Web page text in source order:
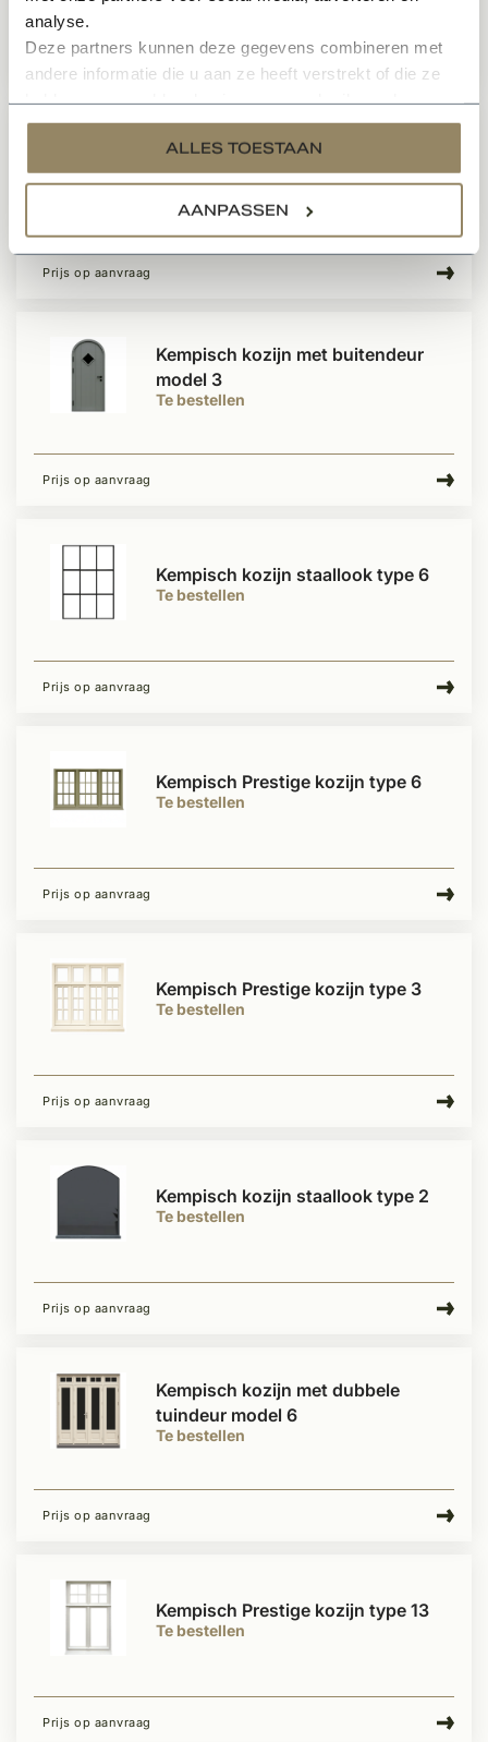
analyse.
Deze partners kunnen deze gegevens combineren met
andere informatie die u aan ze heeft verstrekt of die ze
services.
ALLES TOESTAAN
AANPASSEN
Prijs op aanvraag
Kempisch kozijn met buitendeur
model 2
Prijs op aanvraag
Te bestellen
Kempisch kozijn met buitendeur
model 3
Prijs op aanvraag
Te bestellen
Kempisch kozijn staallook type 6
Prijs op aanvraag
Te bestellen
Kempisch Prestige kozijn type 6
Prijs op aanvraag
Te bestellen
Kempisch Prestige kozijn type 3
Prijs op aanvraag
Te bestellen
Kempisch kozijn staallook type 2
Prijs op aanvraag
Te bestellen
Kempisch kozijn met dubbele
tuindeur model 6
Prijs op aanvraag
Te bestellen
Kempisch Prestige kozijn type 13
Prijs op aanvraag